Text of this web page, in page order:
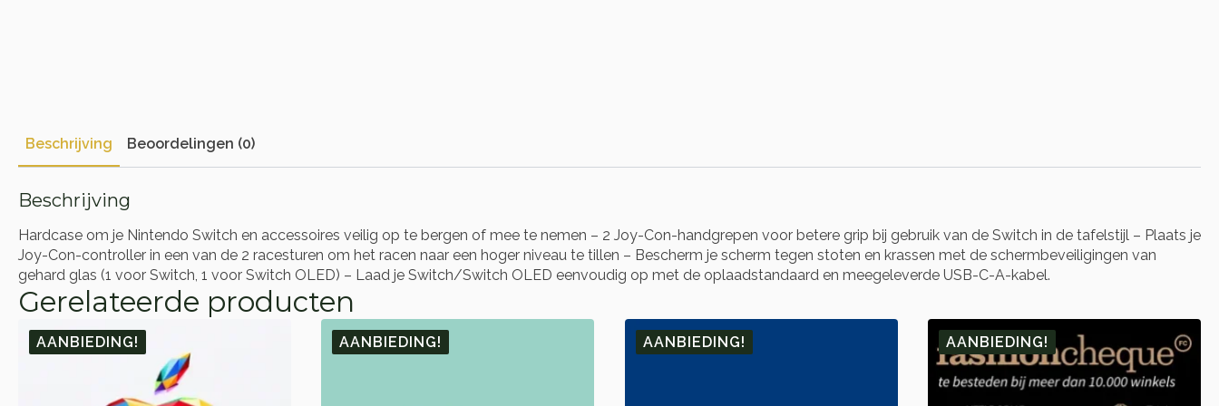
Beschrijving Beoordelingen (0)
Beschrijving
Hardcase om je Nintendo Switch en accessoires veilig op te bergen of mee te nemen – 2 Joy-Con-handgrepen voor betere grip bij gebruik van de Switch in de tafelstijl – Plaats je
Joy-Con-controller in een van de 2 racesturen om het racen naar een hoger niveau te tillen – Bescherm je scherm tegen stoten en krassen met de schermbeveiligingen van
gehard glas (1 voor Switch, 1 voor Switch OLED) – Laad je Switch/Switch OLED eenvoudig op met de oplaadstandaard en meegeleverde USB-C-A-kabel.
Gerelateerde producten
AANBIEDING! AANBIEDING! AANBIEDING! AANBIEDING!